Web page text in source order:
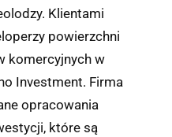
Klientami
powierzchni
komercyjnych w
Investment. Firma
opracowania
które są